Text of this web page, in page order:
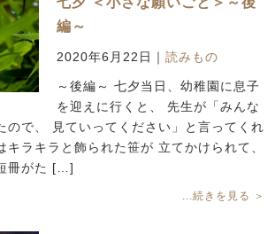
編～
2020年6月22日 ｜読みもの
～後編～ 七夕当日、幼稚園に息子
を迎えに行くと、 先生が「みんな
ので、 見ていってください」と言ってくれ
ラキラと飾られた笹が 立てかけられて、
冊がた […]
...続きを見る ＞